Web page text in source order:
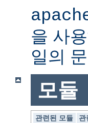
을 사
일의
모듈
관련된 모듈
관